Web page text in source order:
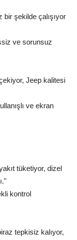
şekilde çalışıyor
ve sorunsuz
Jeep kalitesi
ve ekran
tüketiyor, dizel
kontrol
tepkisiz kalıyor,